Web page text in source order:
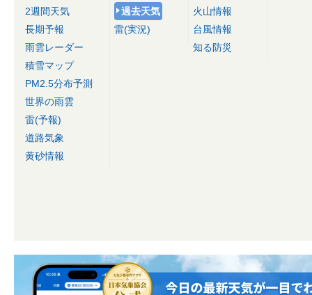
2週間天気
長期予報
雨雲レーダー
積雪マップ
PM2.5分布予測
世界の雨雲
雷(予報)
道路気象
黄砂情報
過去天気
雷(実況)
火山情報
台風情報
知る防災